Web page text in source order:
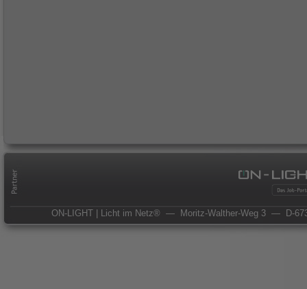
ON-LIGHT | Licht im Netz® — Moritz-Walther-Weg 3 — D-